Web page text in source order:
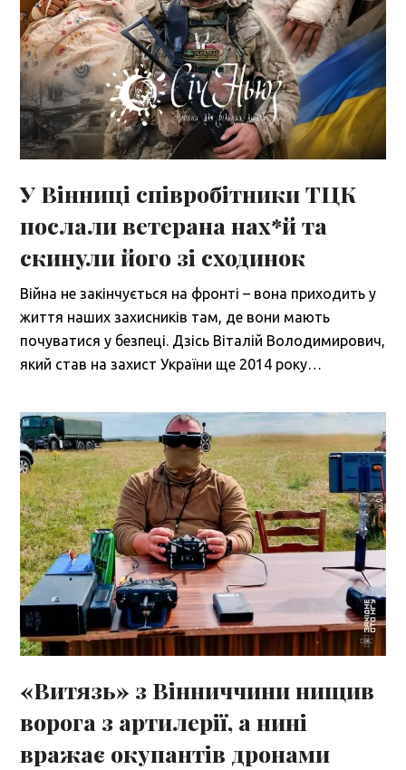
У Вінниці співробітники ТЦК
послали ветерана нах*й та
скинули його зі сходинок
Війна не закінчується на фронті – вона приходить у
життя наших захисників там, де вони мають
почуватися у безпеці. Дзісь Віталій Володимирович,
який став на захист України ще 2014 року…
«Витязь» з Вінниччини нищив
ворога з артилерії, а нині
вражає окупантів дронами